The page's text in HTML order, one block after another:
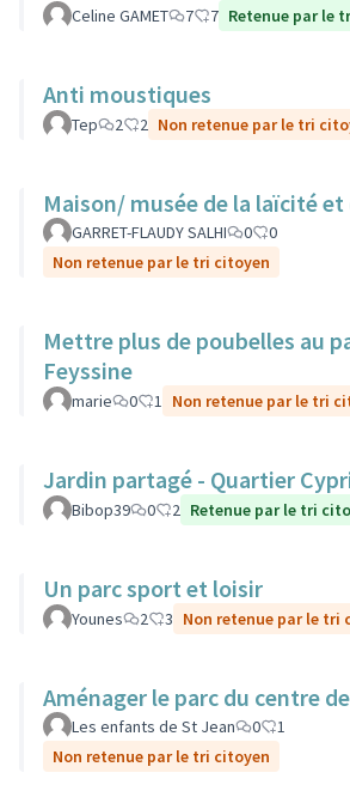
Celine GAMET 7 7 Retenue par le
Anti moustiques
Tep 2 2 Non retenue par le tri
Maison/ musée de la laïcité
GARRET-FLAUDY SALHI 0
0
Non retenue par le tri citoyen
Mettre plus de poubelles au
Feyssine
marie 0 1 Non retenue par le tri
Jardin partagé - Quartier
Bibop39 0 2 Retenue par le tri
Un parc sport et loisir
Younes 2 3 Non retenue par le tri
Aménager le parc du centre
Les enfants de St Jean 0
1
Non retenue par le tri citoyen